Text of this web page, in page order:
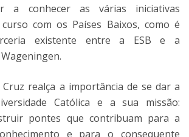
a conhecer as várias iniciativas
com os Países Baixos, como é
existente entre a ESB e a
realça a importância de se dar a
Católica e a sua missão:
pontes que contribuam para a
e para o consequente